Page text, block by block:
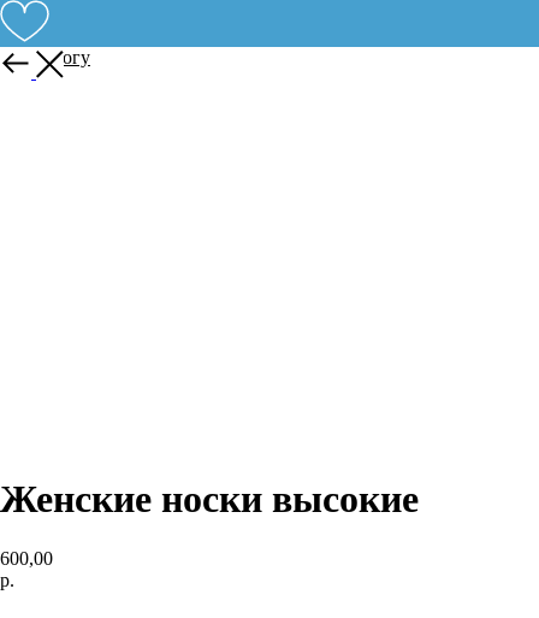
К каталогу
Женские носки высокие
600,00
р.